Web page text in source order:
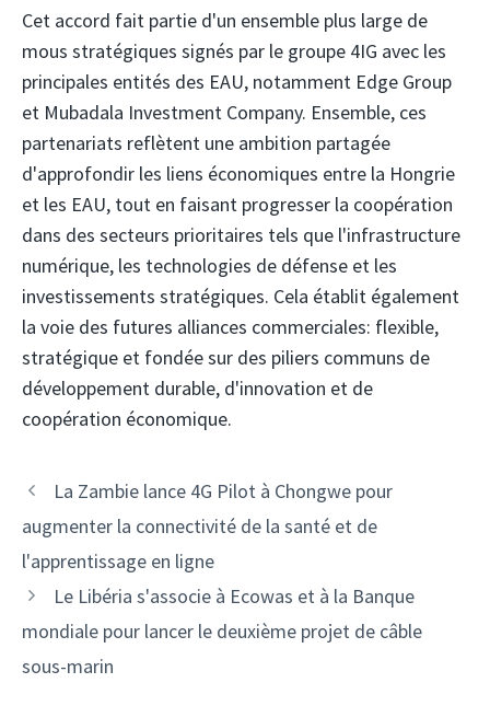
Cet accord fait partie d'un ensemble plus large de
mous stratégiques signés par le groupe 4IG avec les
principales entités des EAU, notamment Edge Group
et Mubadala Investment Company. Ensemble, ces
partenariats reflètent une ambition partagée
d'approfondir les liens économiques entre la Hongrie
et les EAU, tout en faisant progresser la coopération
dans des secteurs prioritaires tels que l'infrastructure
numérique, les technologies de défense et les
investissements stratégiques. Cela établit également
la voie des futures alliances commerciales: flexible,
stratégique et fondée sur des piliers communs de
développement durable, d'innovation et de
coopération économique.
Navigation
des
La Zambie lance 4G Pilot à Chongwe pour
augmenter la connectivité de la santé et de
l'apprentissage en ligne
Le Libéria s'associe à Ecowas et à la Banque
mondiale pour lancer le deuxième projet de câble
sous-marin